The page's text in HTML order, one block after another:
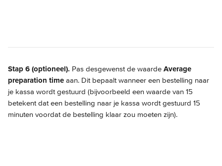
Stap 6 (optioneel). Pas desgewenst de waarde Average
preparation time aan. Dit bepaalt wanneer een bestelling naar
je kassa wordt gestuurd (bijvoorbeeld een waarde van 15
betekent dat een bestelling naar je kassa wordt gestuurd 15
minuten voordat de bestelling klaar zou moeten zijn).